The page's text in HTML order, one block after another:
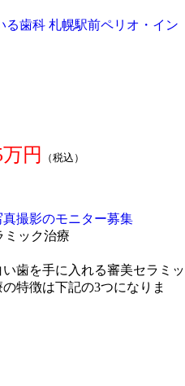
万円 （税込）
ミック治療
歯を手に入れる審美セラミッ
特徴は下記の3つになりま